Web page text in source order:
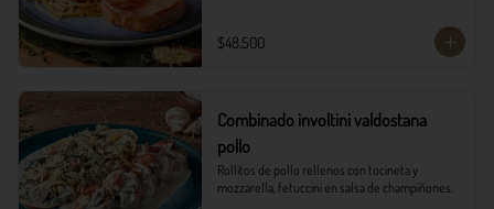
$48.500
Combinado involtini valdostana
pollo
Rollitos de pollo rellenos con tocineta y
mozzarella, fetuccini en salsa de champiñones.